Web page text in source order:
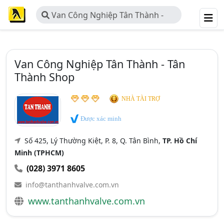
Van Công Nghiệp Tân Thành -
Tân Thành Shop
Van Công Nghiệp Tân Thành - Tân
Thành Shop
NHÀ TÀI TRỢ
Được xác minh
Số 425, Lý Thường Kiệt, P. 8, Q. Tân Bình, TP. Hồ Chí
Minh (TPHCM)
(028) 3971 8605
info@tanthanhvalve.com.vn
www.tanthanhvalve.com.vn